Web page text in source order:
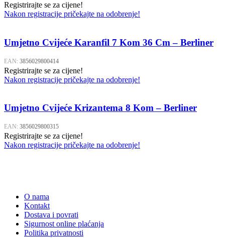
Registrirajte se za cijene!
Nakon registracije pričekajte na odobrenje!
Umjetno Cvijeće Karanfil 7 Kom 36 Cm – Berliner
EAN: 3856029800414
Registrirajte se za cijene!
Nakon registracije pričekajte na odobrenje!
Umjetno Cvijeće Krizantema 8 Kom – Berliner
EAN: 3856029800315
Registrirajte se za cijene!
Nakon registracije pričekajte na odobrenje!
O nama
Kontakt
Dostava i povrati
Sigurnost online plaćanja
Politika privatnosti